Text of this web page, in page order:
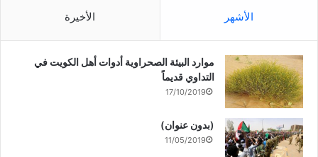
الأشهر الأخيرة
موارد البيئة الصحراوية أدوات أهل الكويت في
التداوي قديماً
17/10/2019
(بدون عنوان)
11/05/2019